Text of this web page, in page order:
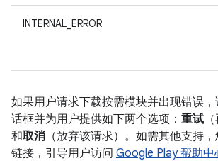
INTERNAL_ERROR
如果用户请求下载按需模块并出现错误
话框并为用户提供如下两个选项： 重试
和取消 （放弃该请求）。如需其他支持
链接，引导用户访问 Google Play 帮助中